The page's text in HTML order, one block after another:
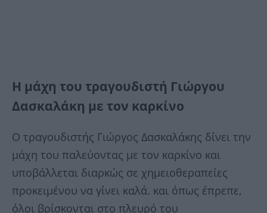
H μάχη του τραγουδιστή Γιώργου
Δασκαλάκη με τον καρκίνο
Ο τραγουδιστής Γιώργος Δασκαλάκης δίνει την
μάχη του παλεύοντας με τον καρκίνο και
υποβάλλεται διαρκώς σε χημειοθεραπείες
προκειμένου να γίνει καλά. και όπως έπρεπε,
όλοι βρίσκονται στο πλευρό του